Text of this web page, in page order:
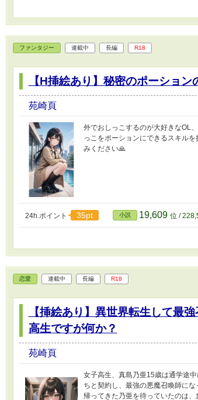
ファンタジー 連載中 長編 R18
【H挿絵あり】秘密のポーション
苑崎頁
外でおしっこするのが大好きなOL
っこをポーションにできるスキル
みください🙏
24h.ポイント 35pt 小説 19,609 位 /
恋愛 連載中 長編 R18
【挿絵あり】異世界転生して最
高生ですが何か？
苑崎頁
女子高生、真島乃亜15歳は通学途
ちと契約し、最強の悪魔召喚師に
帰ってきた乃亜を待っていたのは